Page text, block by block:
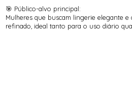
🎯 Público-alvo principal:
Mulheres que buscam lingerie elegante
refinado, ideal tanto para o uso diário